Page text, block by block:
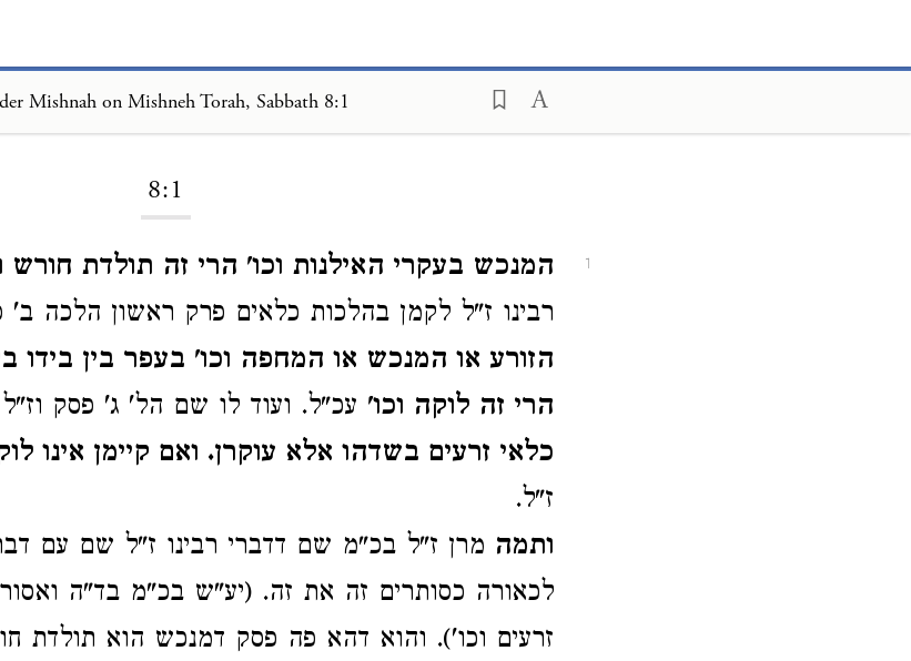
Mishnah on Mishneh Torah, Sabbath 8:1
8:1
1 המנכש בעקרי האילנות וכו' הרי זה תולדת חורש
רבינו ז"ל לקמן בהלכות כלאים פרק ראשון הלכה ב'
הזורע או המנכש או המחפה וכו' בעפר בין בידו
הרי זה לוקה וכו' עכ"ל. ועוד לו שם הל' ג' פסק וז"ל
כלאי זרעים בשדהו אלא עוקרן. ואם קיימן אינו
ז"ל.
ותמה מרן ז"ל בכ"מ שם דדברי רבינו ז"ל שם עם
לכאורה כסותרים זה את זה. (יע"ש בכ"מ בד"ה
זרעים וכו'). והוא דהא פה פסק דמנכש הוא תולדת